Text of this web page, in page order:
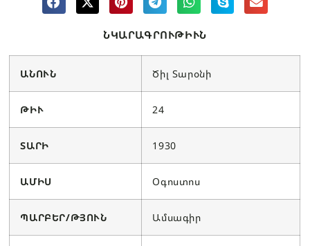
ՆԿԱՐԱԳՐՈՒԹԻՒՆ
ԱՆՈՒՆ Ծիլ Տարօնի
ԹԻՒ 24
ՏԱՐԻ 1930
ԱՄԻՍ Օգոստոս
ՊԱՐԲԵՐ/ԹՅՈՒՆ Ամսագիր